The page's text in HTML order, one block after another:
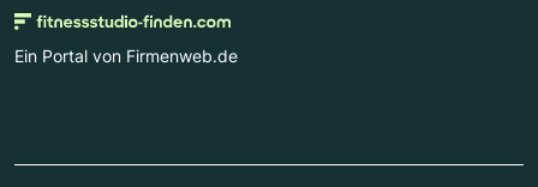
Ein Portal von Firmenweb.de